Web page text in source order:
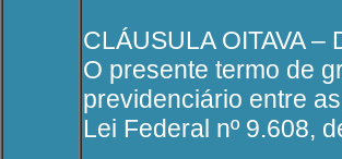
CLÁUSULA OITAVA –
O presente termo de
previdenciário entre
Lei Federal nº 9.608,